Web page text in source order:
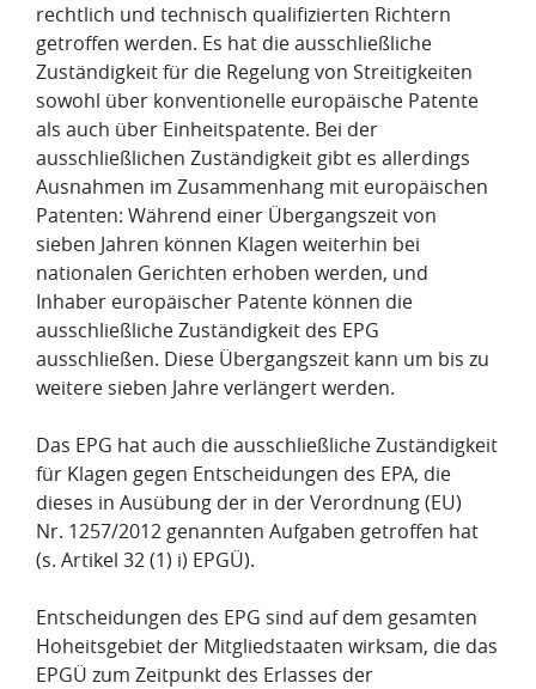
rechtlich und technisch qualifizierten Richtern
getroffen werden. Es hat die ausschließliche
Zuständigkeit für die Regelung von Streitigkeiten
sowohl über konventionelle europäische Patente
als auch über Einheitspatente. Bei der
ausschließlichen Zuständigkeit gibt es allerdings
Ausnahmen im Zusammenhang mit europäischen
Patenten: Während einer Übergangszeit von
sieben Jahren können Klagen weiterhin bei
nationalen Gerichten erhoben werden, und
Inhaber europäischer Patente können die
ausschließliche Zuständigkeit des EPG
ausschließen. Diese Übergangszeit kann um bis zu
weitere sieben Jahre verlängert werden.
Das EPG hat auch die ausschließliche Zuständigkeit
für Klagen gegen Entscheidungen des EPA, die
dieses in Ausübung der in der Verordnung (EU)
Nr. 1257/2012 genannten Aufgaben getroffen hat
(s. Artikel 32 (1) i) EPGÜ).
Entscheidungen des EPG sind auf dem gesamten
Hoheitsgebiet der Mitgliedstaaten wirksam, die das
EPGÜ zum Zeitpunkt des Erlasses der